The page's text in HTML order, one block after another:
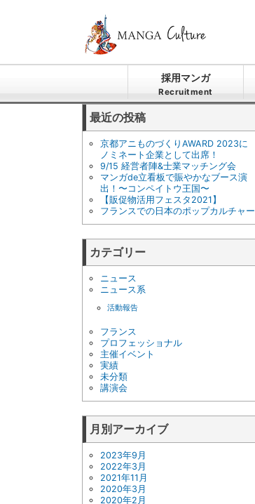
採用マンガ
Recruitment
最近の投稿
京都アニものづくりAWARD 2023に
ノミネート企業として出席！
9/15 経営者陣&士業マッチング会
マンガde立看板で賑やかなブース演
出！〜コンペイトウ王国〜
【販促物活用フェスタ2021】
フランスでの日本のポップカルチャー
カテゴリー
ニュース
ニュース系
活動報告
フランス
プロフェッショナル
主催イベント
実績
未分類
講演会
月別アーカイブ
2023年9月
2022年3月
2021年11月
2020年3月
2020年2月